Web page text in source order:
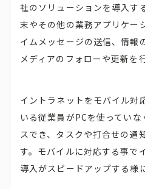
社のソリューションを導入す
末やその他の業務アプリケー
イムメッセージの送信、情報
メディアのフォローや更新を
イントラネットをモバイル対
いる従業員がPCを使ってい
スでき、タスクや打合せの通
す。モバイルに対応する事で
導入がスピードアップする様